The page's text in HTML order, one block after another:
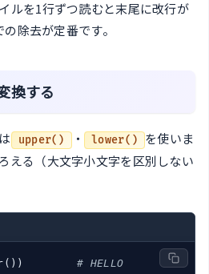
ルを1行ずつ読むと末尾に改行が
の除去が定番です。
換する
upper() ・ lower()
を使いま
える（大文字小文字を区別しない
# HELLO